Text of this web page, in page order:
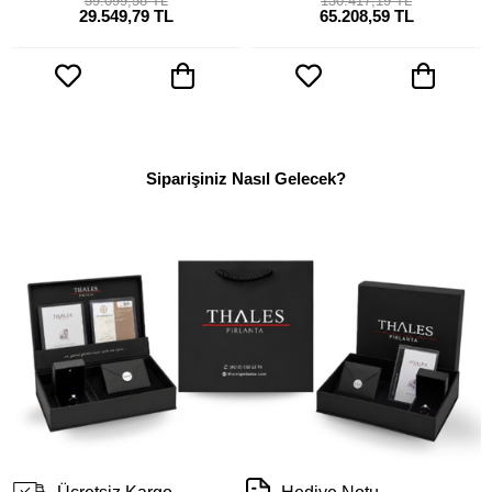
29.549,79 TL 65.208,59 TL
Siparişiniz Nasıl Gelecek?